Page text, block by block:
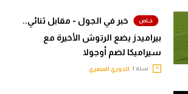
خبر في الجول - مقابل ثنائي..
بيراميدز يضع الرتوش الأخيرة مع
سيراميكا لضم أوجولا
سنه | الدوري المصري